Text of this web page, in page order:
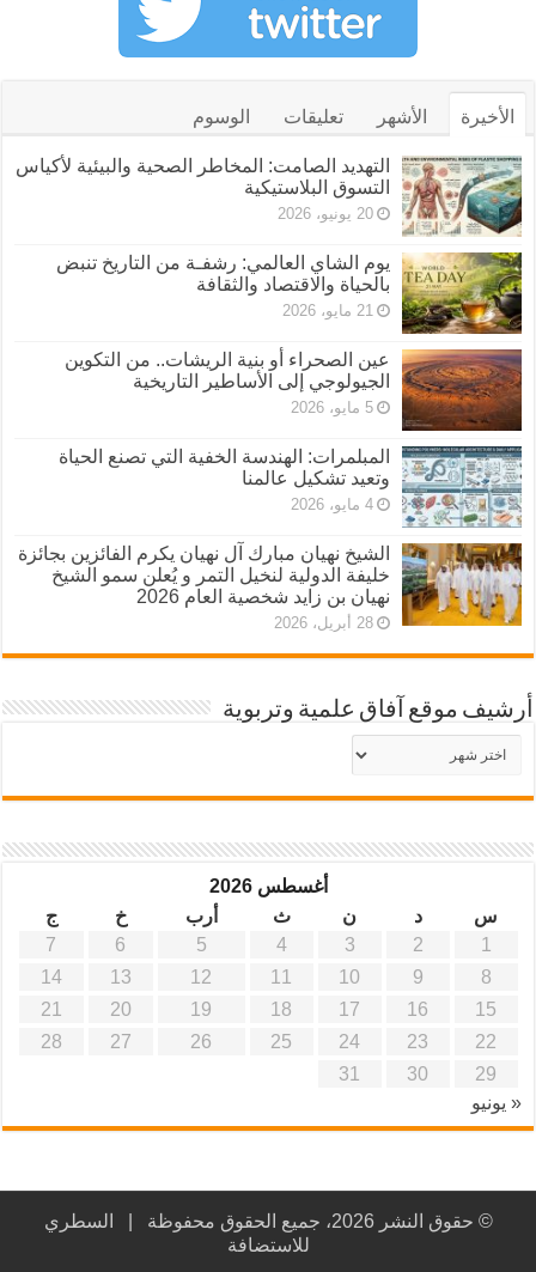
الأخيرة الأشهر تعليقات الوسوم
التهديد الصامت: المخاطر الصحية والبيئية لأكياس
التسوق البلاستيكية
20 يونيو، 2026
يوم الشاي العالمي: رشفـة من التاريخ تنبض
بالحياة والاقتصاد والثقافة
21 مايو، 2026
عين الصحراء أو بنية الريشات.. من التكوين
الجيولوجي إلى الأساطير التاريخية
5 مايو، 2026
المبلمرات: الهندسة الخفية التي تصنع الحياة
وتعيد تشكيل عالمنا
4 مايو، 2026
الشيخ نهيان مبارك آل نهيان يكرم الفائزين بجائزة
خليفة الدولية لنخيل التمر و يُعلن سمو الشيخ
نهيان بن زايد شخصية العام 2026
28 أبريل، 2026
أرشيف موقع آفاق علمية وتربوية
أرشيف
موقع
آفاق
أغسطس 2026
س
د ن ث أرب خ
ج
1
2
3
4
5
6
7
8
9
10
11
12
13
14
15
16
17
18
19
20
21
22
23
24
25
26
27
28
29
30
31
« يونيو
© حقوق النشر 2026، جميع الحقوق محفوظة |
السطري
للاستضافة